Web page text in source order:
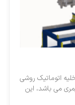
اتوماتیک روشی
می باشد، این